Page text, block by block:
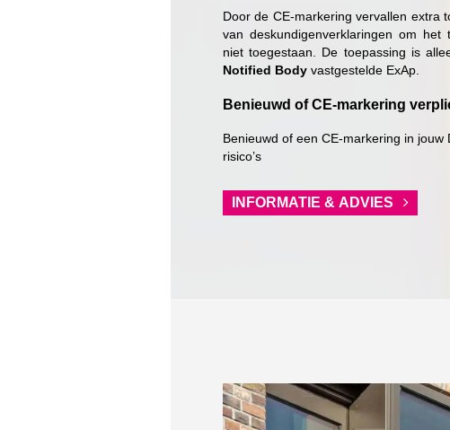
Door de CE-markering vervallen extra
van deskundigenverklaringen om het
niet toegestaan. De toepassing is
Notified Bodyvastgestelde ExAp.
Benieuwd of CE-markering
Benieuwd of een CE-markering in
risico’s
INFORMATIE & ADVIES